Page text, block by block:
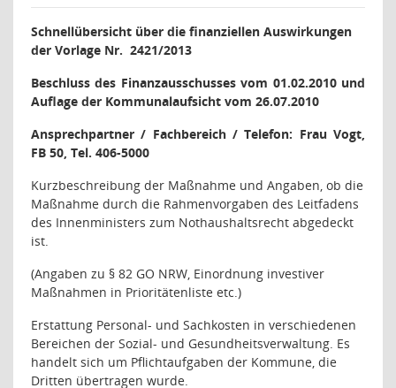
Schnellübersicht über die finanziellen Auswirkungen
der Vorlage Nr. 2421/2013
Beschluss des Finanzausschusses vom 01.02.2010 und
Auflage der Kommunalaufsicht vom 26.07.2010
Ansprechpartner / Fachbereich / Telefon: Frau Vogt,
FB 50, Tel. 406-5000
Kurzbeschreibung der Maßnahme und Angaben, ob die
Maßnahme durch die Rahmenvorgaben des Leitfadens
des Innenministers zum Nothaushaltsrecht abgedeckt
ist.
(Angaben zu § 82 GO NRW, Einordnung investiver
Maßnahmen in Prioritätenliste etc.)
Erstattung Personal- und Sachkosten in verschiedenen
Bereichen der Sozial- und Gesundheitsverwaltung. Es
handelt sich um Pflichtaufgaben der Kommune, die
Dritten übertragen wurde.